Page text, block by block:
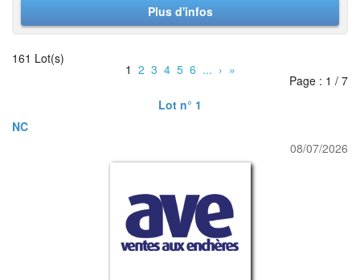
Plus d'infos
161 Lot(s)
1 2 3 4 5 6 ... › »
Page : 1 / 7
Lot n° 1
NC
08/07/2026